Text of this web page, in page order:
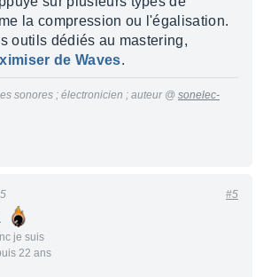
la compression ou l'égalisation.
outils dédiés au mastering,
de Waves.
sonores ; électronicien ; auteur @ sonelec-
je suis
22 ans
#5